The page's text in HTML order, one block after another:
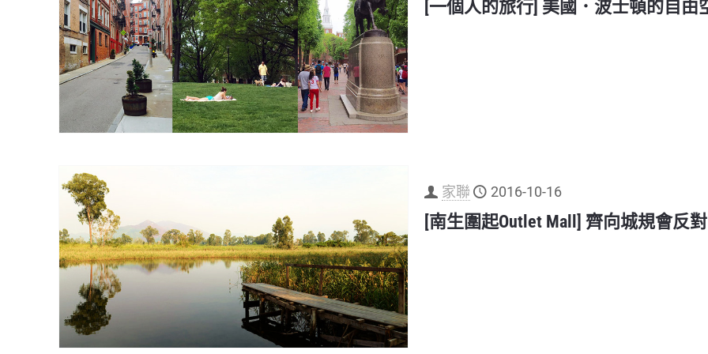
[一個人的旅行] 美國．波士頓的自由
家聯 2016-10-16
[南生圍起Outlet Mall] 齊向城規會反